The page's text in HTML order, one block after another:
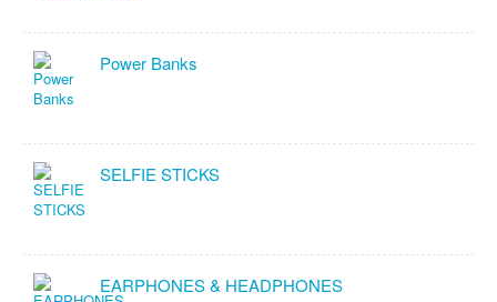
Power Banks
SELFIE STICKS
EARPHONES & HEADPHONES